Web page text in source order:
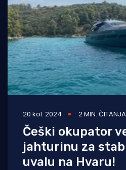
20 kol. 2024 2 MIN. ČITANJA
Češki okupator
jahturinu za
uvalu na Hvaru!